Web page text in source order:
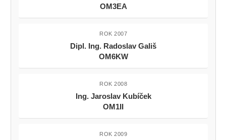
OM3EA
ROK 2007
Dipl. Ing. Radoslav Gališ
OM6KW
ROK 2008
Ing. Jaroslav Kubíček
OM1II
ROK 2009